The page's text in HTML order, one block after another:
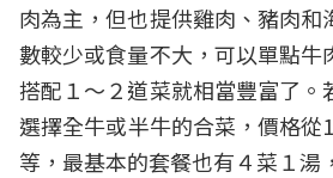
肉為主，但也提供雞肉、豬肉和
數較少或食量不大，可以單點牛
搭配１～２道菜就相當豐富了。
選擇全牛或半牛的合菜，價格從
等，最基本的套餐也有４菜１湯